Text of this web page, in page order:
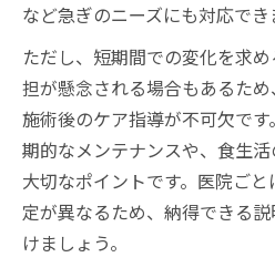
など急ぎのニーズにも対応でき
ただし、短期間での変化を求
担が懸念される場合もあるた
施術後のケア指導が不可欠で
期的なメンテナンスや、食生
大切なポイントです。医院ご
定が異なるため、納得できる
けましょう。